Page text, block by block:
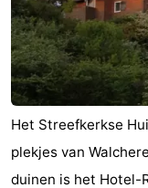
Het Streefkerkse
plekjes van
duinen is het Hotel-